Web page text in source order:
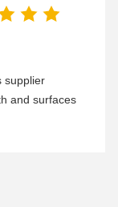
supplier
and surfaces